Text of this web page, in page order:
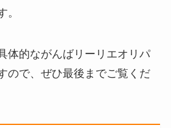
。
体的ながんばリーリエオリパ
ので、ぜひ最後までご覧くだ